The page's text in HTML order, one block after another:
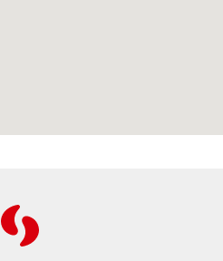
RFC